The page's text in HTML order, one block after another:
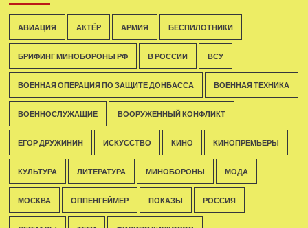
АВИАЦИЯ АКТЁР АРМИЯ БЕСПИЛОТНИКИ
БРИФИНГ МИНОБОРОНЫ РФ В РОССИИ ВСУ
ВОЕННАЯ ОПЕРАЦИЯ ПО ЗАЩИТЕ ДОНБАССА ВОЕННАЯ ТЕХНИКА
ВОЕННОСЛУЖАЩИЕ ВООРУЖЕННЫЙ КОНФЛИКТ
ЕГОР ДРУЖИНИН ИСКУССТВО КИНО КИНОПРЕМЬЕРЫ
КУЛЬТУРА ЛИТЕРАТУРА МИНОБОРОНЫ МОДА
МОСКВА ОППЕНГЕЙМЕР ПОКАЗЫ РОССИЯ